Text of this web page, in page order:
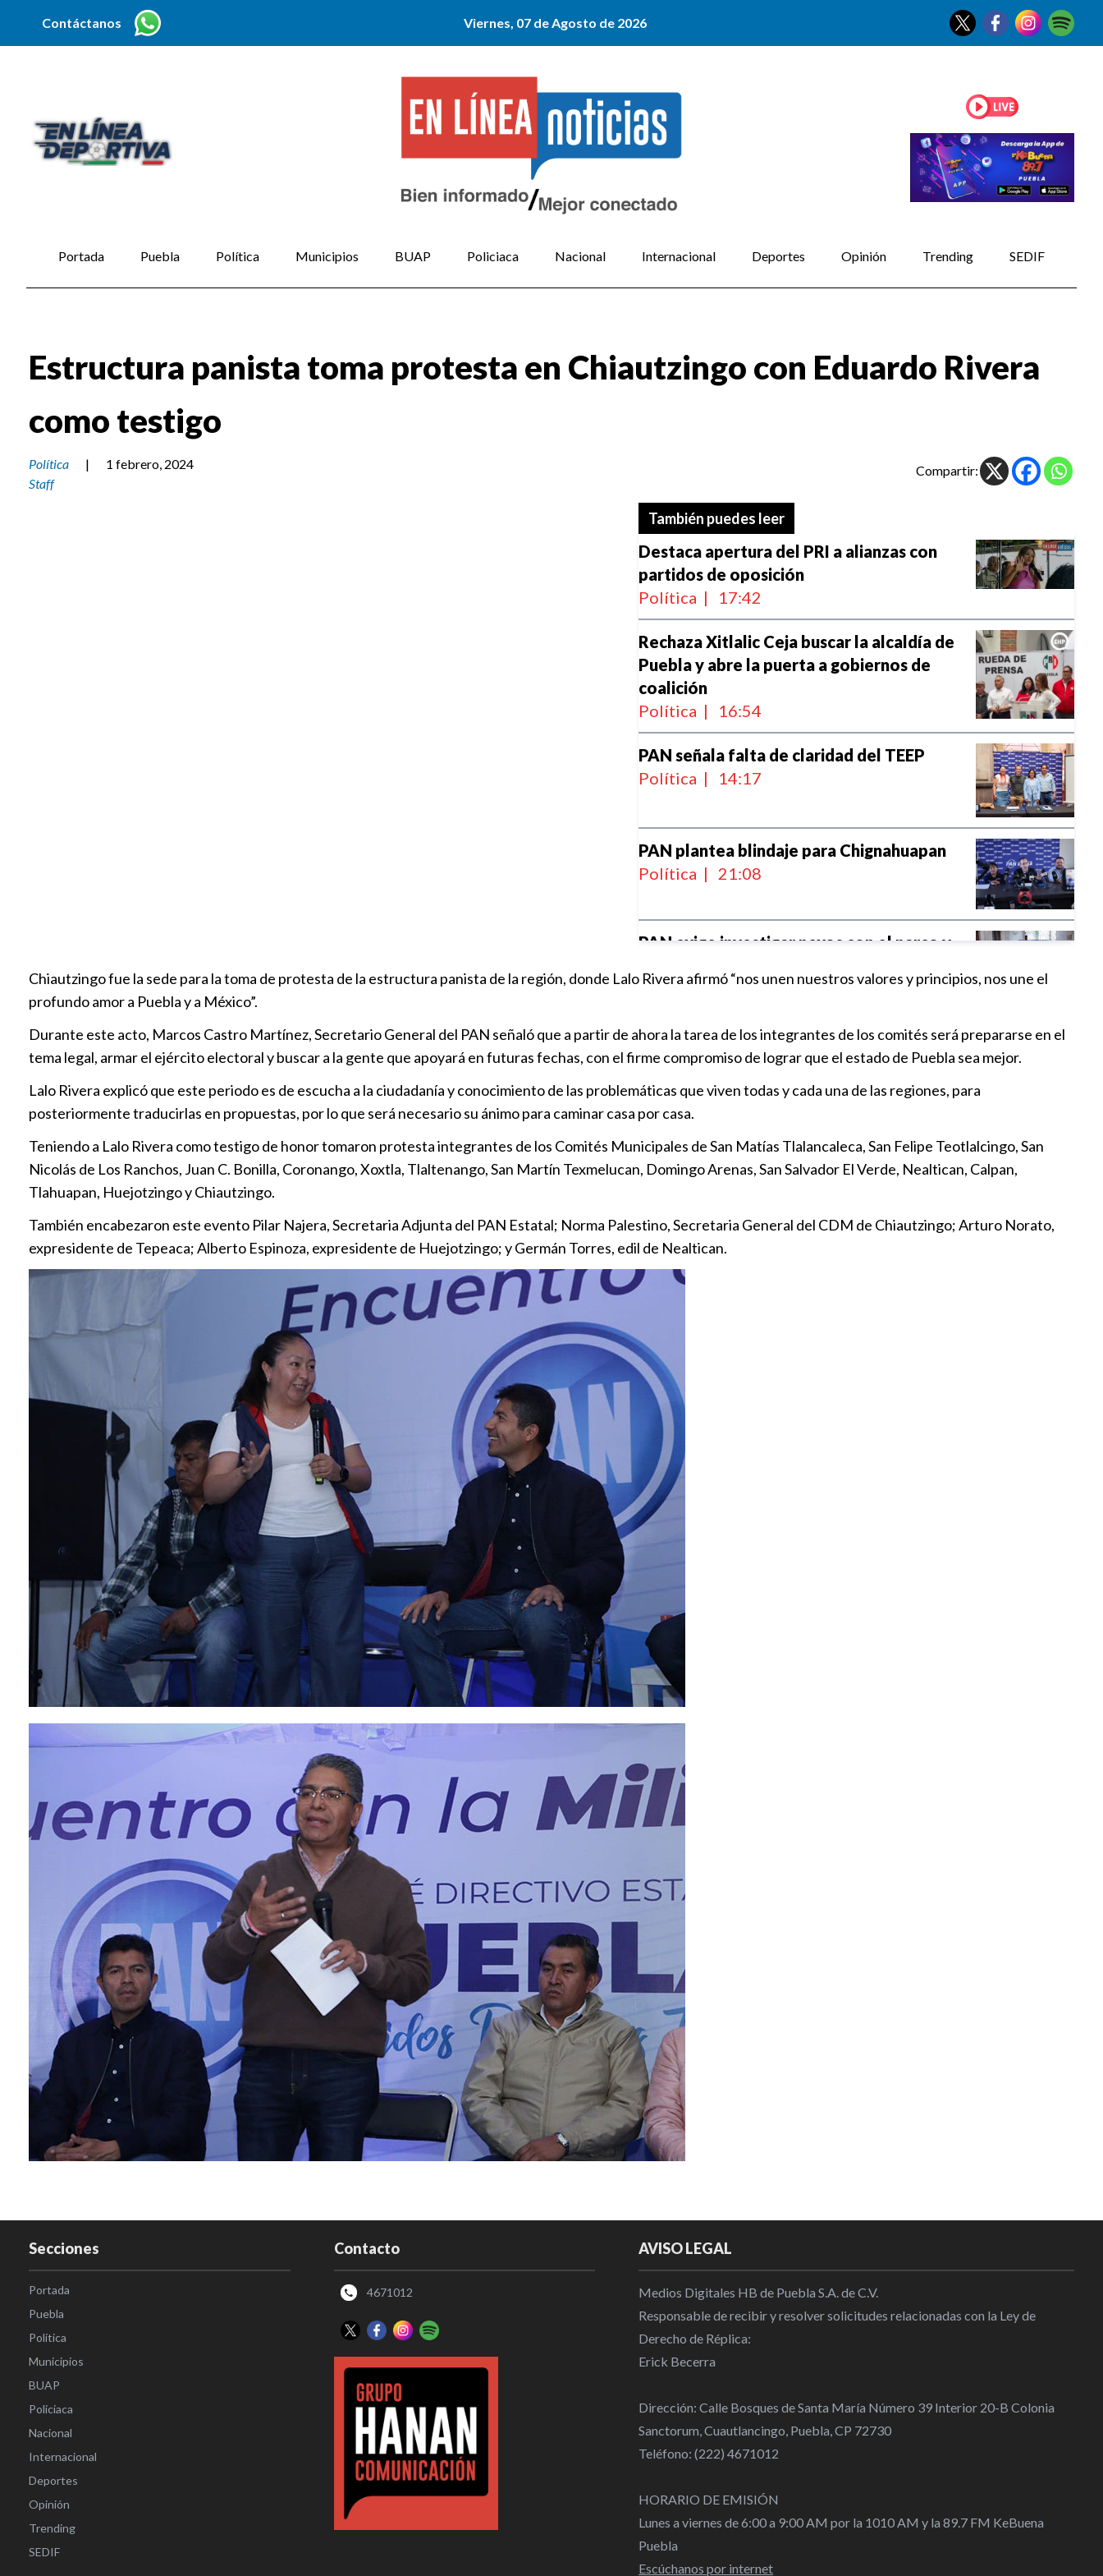
Contáctanos Viernes, 07 de Agosto de 2026
Portada Puebla Política Municipios BUAP Policiaca Nacional Internacional Deportes Opinión Trending SEDIF
Estructura panista toma protesta en Chiautzingo con Eduardo Rivera
como testigo
Política |
1 febrero, 2024
Staff
Compartir:
También puedes leer
Destaca apertura del PRI a alianzas con
partidos de oposición
Política | 17:42
Rechaza Xitlalic Ceja buscar la alcaldía de
Puebla y abre la puerta a gobiernos de
coalición
Política | 16:54
PAN señala falta de claridad del TEEP
Política | 14:17
PAN plantea blindaje para Chignahuapan
Política | 21:08
PAN exige investigar nexos con el narco y
Política | 16:50
PAN denuncia presuntas irregularidades
electorales en Puebla
PRI municipal acompaña denuncia de
regidora ante la CDH por presunta violencia
de género
Mario Riestra fija postura sobre “asuntos
Política
resultados en SACH
Política
PRI toma protesta a delegados en Puebla
Política
Chiautzingo fue la sede para la toma de protesta de la estructura panista de la región, donde Lalo Rivera afirmó “nos unen nuestros valores y principios, nos une el
profundo amor a Puebla y a México”.
Durante este acto, Marcos Castro Martínez, Secretario General del PAN señaló que a partir de ahora la tarea de los integrantes de los comités será prepararse en el
tema legal, armar el ejército electoral y buscar a la gente que apoyará en futuras fechas, con el firme compromiso de lograr que el estado de Puebla sea mejor.
Lalo Rivera explicó que este periodo es de escucha a la ciudadanía y conocimiento de las problemáticas que viven todas y cada una de las regiones, para
posteriormente traducirlas en propuestas, por lo que será necesario su ánimo para caminar casa por casa.
Teniendo a Lalo Rivera como testigo de honor tomaron protesta integrantes de los Comités Municipales de San Matías Tlalancaleca, San Felipe Teotlalcingo, San
Nicolás de Los Ranchos, Juan C. Bonilla, Coronango, Xoxtla, Tlaltenango, San Martín Texmelucan, Domingo Arenas, San Salvador El Verde, Nealtican, Calpan,
Tlahuapan, Huejotzingo y Chiautzingo.
También encabezaron este evento Pilar Najera, Secretaria Adjunta del PAN Estatal; Norma Palestino, Secretaria General del CDM de Chiautzingo; Arturo Norato,
expresidente de Tepeaca; Alberto Espinoza, expresidente de Huejotzingo; y Germán Torres, edil de Nealtican.
Secciones
Portada
Puebla
Política
Municipios
BUAP
Policiaca
Nacional
Internacional
Deportes
Opinión
Trending
SEDIF
Contacto
4671012
AVISO LEGAL
Medios Digitales HB de Puebla S.A. de C.V.
Responsable de recibir y resolver solicitudes relacionadas con la Ley de
Derecho de Réplica:
Erick Becerra
Dirección: Calle Bosques de Santa María Número 39 Interior 20-B Colonia
Sanctorum, Cuautlancingo, Puebla, CP 72730
Teléfono: (222) 4671012
HORARIO DE EMISIÓN
Lunes a viernes de 6:00 a 9:00 AM por la 1010 AM y la 89.7 FM KeBuena
Puebla
Escúchanos por internet